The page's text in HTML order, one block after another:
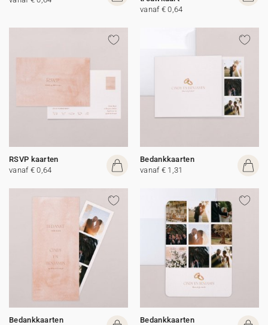
vanaf € 0,64
RSVP kaarten
vanaf € 0,64
Bedankkaarten
vanaf € 1,31
Bedankkaarten
Bedankkaarten